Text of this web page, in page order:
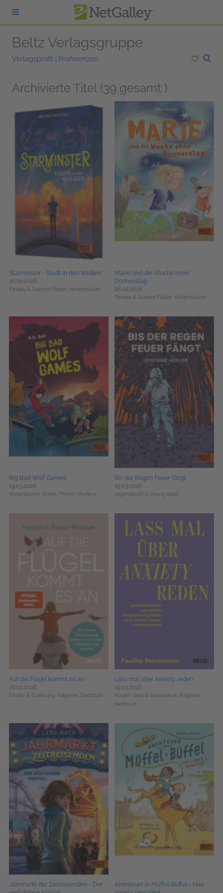
zum Hauptinhalt springen
Beltz Verlagsgruppe
Verlagsprofil Präferenzen
Archivierte Titel (39 gesamt )
Starminster - Stadt in den Wolken
26.02.2026
Fantasy & Science Fiction, Kinderbücher
Marie und die Woche ohne
Donnerstag
26.02.2026
Fantasy & Science Fiction, Kinderbücher
Big Bad Wolf Games
19.03.2026
Kinderbücher, Krimis, Thriller, Mystery
Bis der Regen Feuer fängt
19.03.2026
Jugendbuch & Young Adult
Auf die Flügel kommt es an
26.02.2026
Familie & Erziehung, Ratgeber, Sachbuch
Lass mal über Anxiety reden
19.03.2026
Körper, Geist & Gesundheit,
Ratgeber,
Sachbuch
Jahrmarkt der Zeitreisenden - Der
Abenteuer in Müffel-Büffel - Hier